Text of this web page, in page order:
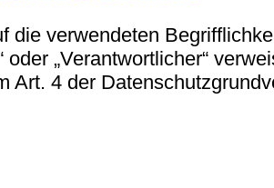
die verwendeten
oder „Verantwortlicher“
Art. 4 der